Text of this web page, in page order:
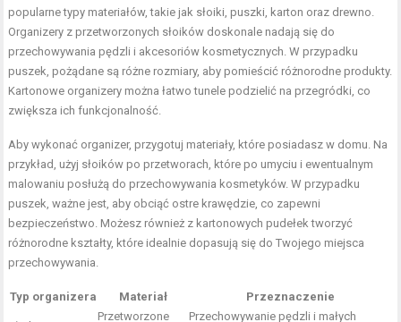
popularne typy materiałów, takie jak słoiki, puszki, karton oraz drewno.
Organizery z przetworzonych słoików doskonale nadają się do
przechowywania pędzli i akcesoriów kosmetycznych. W przypadku
puszek, pożądane są różne rozmiary, aby pomieścić różnorodne produkty.
Kartonowe organizery można łatwo tunele podzielić na przegródki, co
zwiększa ich funkcjonalność.
Aby wykonać organizer, przygotuj materiały, które posiadasz w domu. Na
przykład, użyj słoików po przetworach, które po umyciu i ewentualnym
malowaniu posłużą do przechowywania kosmetyków. W przypadku
puszek, ważne jest, aby obciąć ostre krawędzie, co zapewni
bezpieczeństwo. Możesz również z kartonowych pudełek tworzyć
różnorodne kształty, które idealnie dopasują się do Twojego miejsca
przechowywania.
Typ organizera Materiał Przeznaczenie
Przetworzone Przechowywanie pędzli i małych